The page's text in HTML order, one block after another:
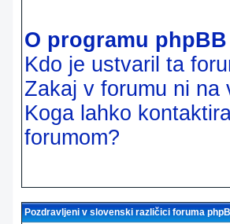
O programu phpBB
Kdo je ustvaril ta
Zakaj v forumu ni na
Koga lahko
forumom?
Pozdravljeni v slovenski različici foruma